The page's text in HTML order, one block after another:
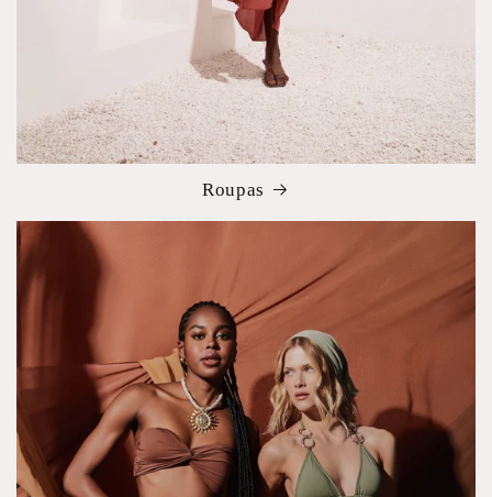
Roupas